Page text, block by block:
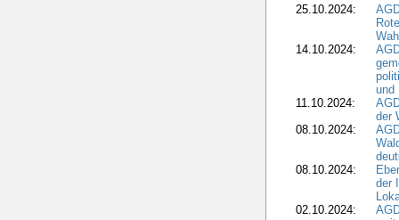
25.10.2024:
14.10.2024:
und
11.10.2024:
der
08.10.2024:
08.10.2024:
der
02.10.2024: